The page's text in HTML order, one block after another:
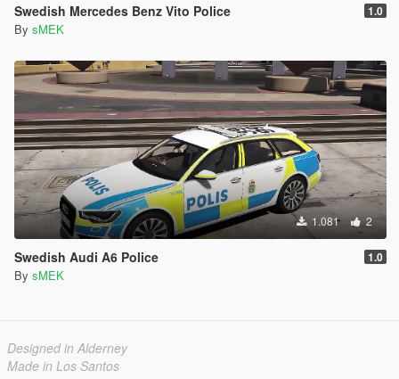
Swedish Mercedes Benz Vito Police 1.0
By sMEK
1.081 2
Swedish Audi A6 Police 1.0
By sMEK
Designed in Alderney
Made in Los Santos